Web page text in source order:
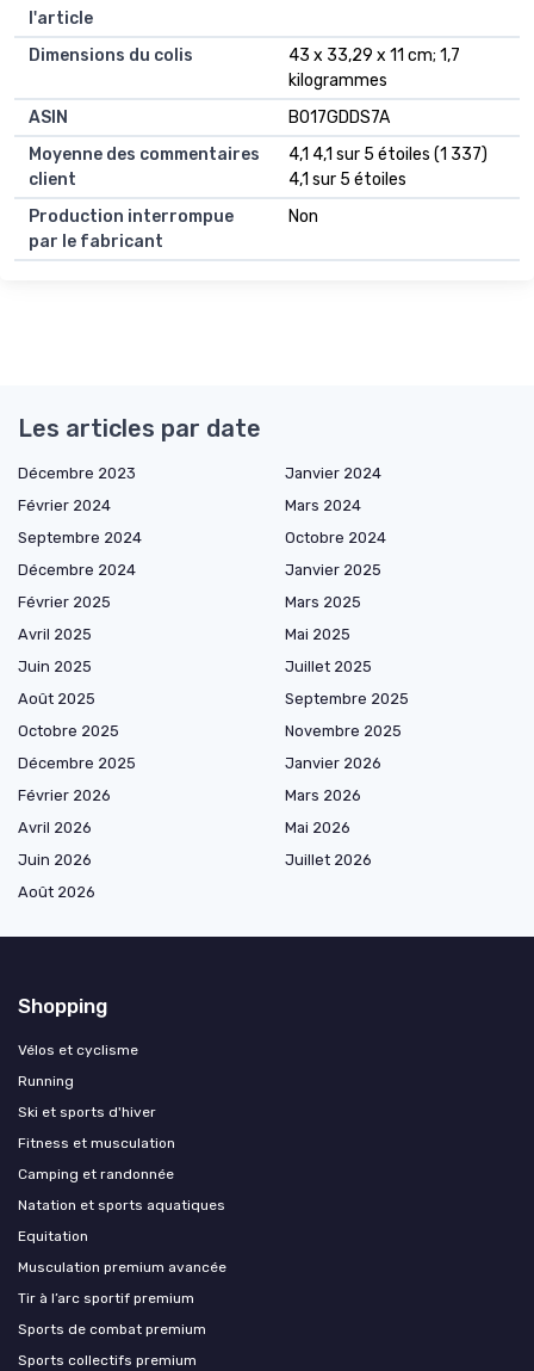
l'article
Dimensions du colis
‎43 x 33,29 x 11 cm; 1,7
kilogrammes
ASIN
‎B017GDDS7A
Moyenne des commentaires
client
4,1 4,1 sur 5 étoiles (1 337)
4,1 sur 5 étoiles
Production interrompue
par le fabricant
Non
Les articles par date
Décembre 2023
Janvier 2024
Février 2024
Mars 2024
Septembre 2024
Octobre 2024
Décembre 2024
Janvier 2025
Février 2025
Mars 2025
Avril 2025
Mai 2025
Juin 2025
Juillet 2025
Août 2025
Septembre 2025
Octobre 2025
Novembre 2025
Décembre 2025
Janvier 2026
Février 2026
Mars 2026
Avril 2026
Mai 2026
Juin 2026
Juillet 2026
Août 2026
Shopping
Vélos et cyclisme
Running
Ski et sports d'hiver
Fitness et musculation
Camping et randonnée
Natation et sports aquatiques
Equitation
Musculation premium avancée
Tir à l’arc sportif premium
Sports de combat premium
Sports collectifs premium